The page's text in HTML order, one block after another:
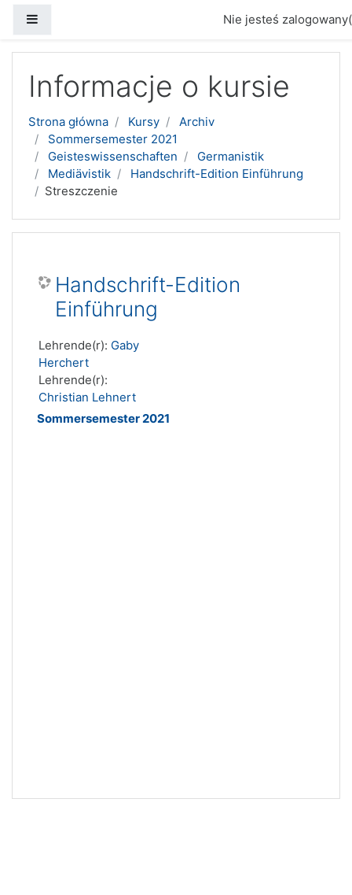
Nie jesteś
Informacje o kursie
Strona główna Kursy
Archiv
Sommersemester 2021
Geisteswissenschaften
Germanistik
Mediävistik
Handschrift-Edition Einführung
Streszczenie
Handschrift-Edition
Einführung
Lehrende(r): Gaby
Herchert
Lehrende(r):
Christian Lehnert
Sommersemester 2021